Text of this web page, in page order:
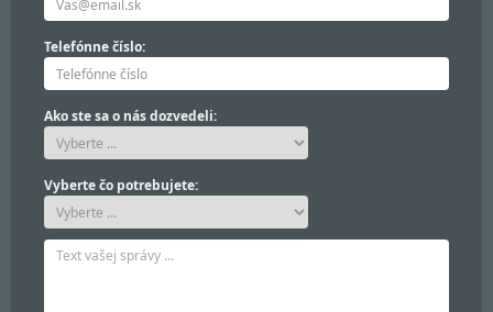
Telefónne číslo:
Ako ste sa o nás dozvedeli:
Vyberte čo potrebujete: